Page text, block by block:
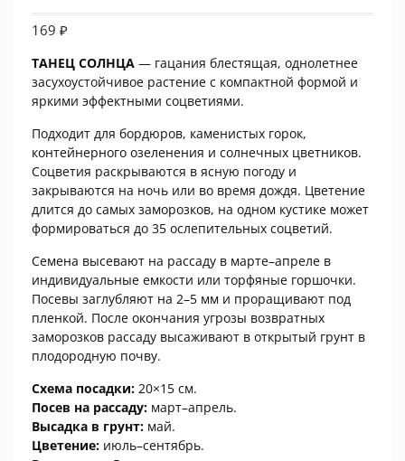
169 ₽
ТАНЕЦ СОЛНЦА — гацания блестящая, однолетнее
засухоустойчивое растение с компактной формой и
яркими эффектными соцветиями.
Подходит для бордюров, каменистых горок,
контейнерного озеленения и солнечных цветников.
Соцветия раскрываются в ясную погоду и
закрываются на ночь или во время дождя. Цветение
длится до самых заморозков, на одном кустике может
формироваться до 35 ослепительных соцветий.
Семена высевают на рассаду в марте–апреле в
индивидуальные емкости или торфяные горшочки.
Посевы заглубляют на 2–5 мм и проращивают под
пленкой. После окончания угрозы возвратных
заморозков рассаду высаживают в открытый грунт в
плодородную почву.
Схема посадки: 20×15 см.
Посев на рассаду: март–апрель.
Высадка в грунт: май.
Цветение: июль–сентябрь.